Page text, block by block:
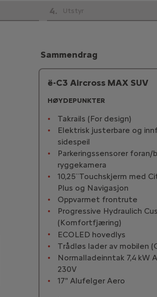
4. Utstyr
Sammendrag
ë-C3 Aircross MAX SUV
HØYDEPUNKTER
Takrails (For design)
Elektrisk justerbare og
sidespeil
Parkeringssensorer foran/
ryggekamera
10,25¨Touchskjerm med
Plus og Navigasjon
Oppvarmet frontrute
Progressive Hydraulich
(Komfortfjæring)
ECOLED hovedlys
Trådløs lader av mobilen
Normalladeinntak 7,4 kW
230V
17" Alufelger Aero